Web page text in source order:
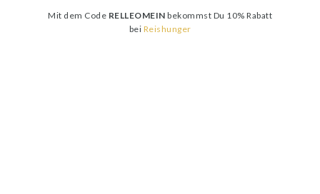
Mit dem Code RELLEOMEIN bekommst Du 10% Rabatt
bei Reishunger